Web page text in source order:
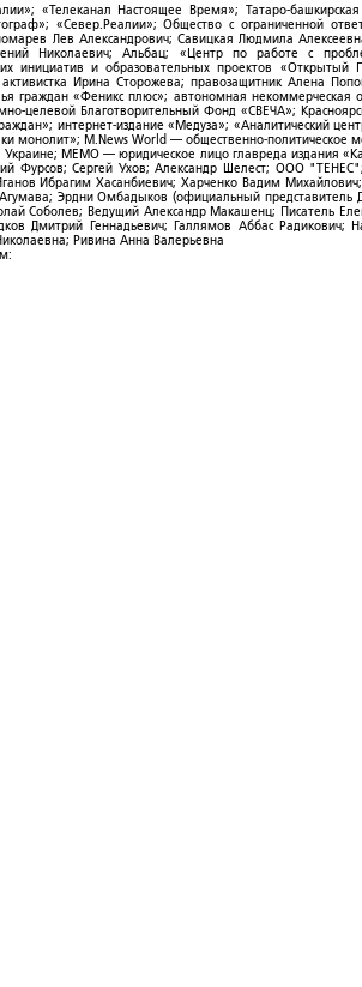
«Телеканал Настоящее Время»; Татаро-
«Север.Реалии»; Общество с ограниченной
Лев Александрович; Савицкая Людмила
Николаевич; Альбац; «Центр по работе с
инициатив и образовательных проектов «Открытый
Ирина Сторожева; правозащитник Алена
граждан «Феникс плюс»; автономная некоммерческая
целевой Благотворительный Фонд «СВЕЧА»;
интернет-издание «Медуза»; «Аналитический
M.News World — общественно-политическое
МЕМО — юридическое лицо главреда издания
Фурсов; Сергей Ухов; Александр Шелест; ООО
Ибрагим Хасанбиевич; Харченко Вадим
Эрдни Омбадыков (официальный
Соболев; Ведущий Александр Макашенц; Писатель
Дмитрий Геннадьевич; Галлямов Аббас Радикович;
Ривина Анна Валерьевна